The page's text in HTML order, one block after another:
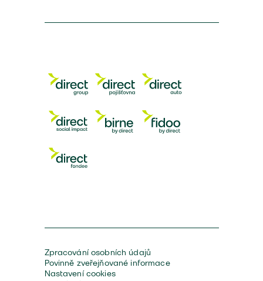
Zpracování osobních údajů
Povinně zveřejňované informace
Nastavení cookies